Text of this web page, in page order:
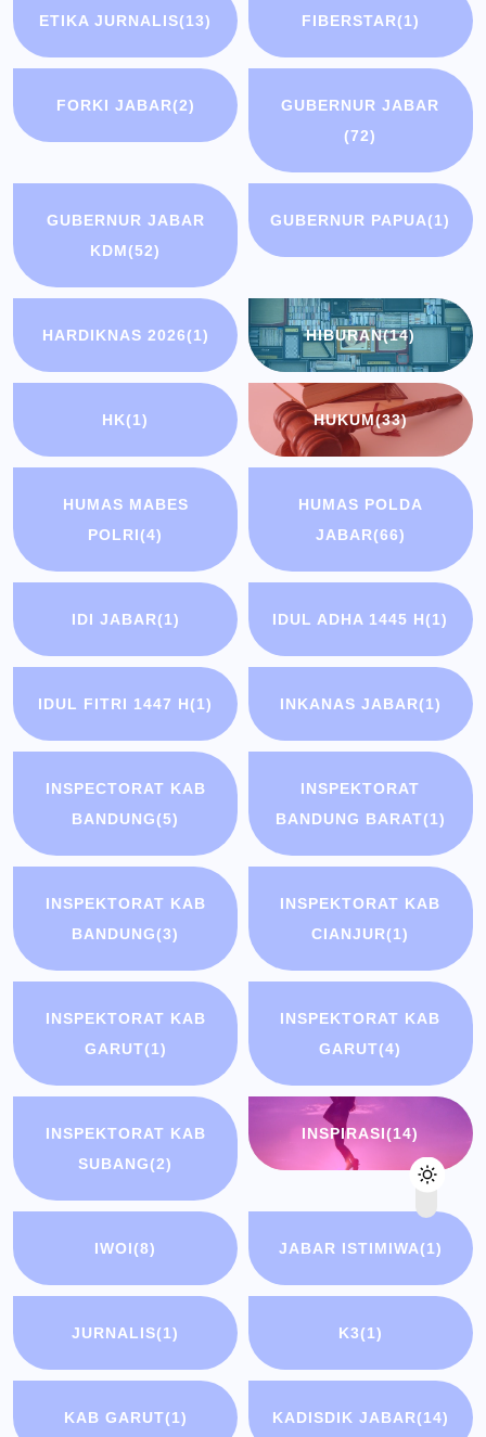
ETIKA JURNALIS(13) FIBERSTAR(1)
FORKI JABAR(2)
GUBERNUR JABAR
(72)
GUBERNUR JABAR
KDM(52)
GUBERNUR PAPUA(1)
HARDIKNAS 2026(1) HIBURAN(14)
HK(1) HUKUM(33)
HUMAS MABES
POLRI(4)
HUMAS POLDA
JABAR(66)
IDI JABAR(1) IDUL ADHA 1445 H(1)
IDUL FITRI 1447 H(1) INKANAS JABAR(1)
INSPECTORAT KAB
BANDUNG(5)
INSPEKTORAT
BANDUNG BARAT(1)
INSPEKTORAT KAB
BANDUNG(3)
INSPEKTORAT KAB
CIANJUR(1)
INSPEKTORAT KAB
GARUT(1)
INSPEKTORAT KAB
GARUT(4)
INSPEKTORAT KAB
SUBANG(2)
INSPIRASI(14)
IWOI(8) JABAR ISTIMIWA(1)
JURNALIS(1) K3(1)
KAB GARUT(1) KADISDIK JABAR(14)